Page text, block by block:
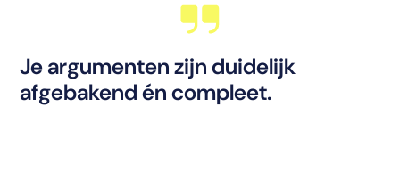
Je argumenten zijn duidelijk
afgebakend én compleet.